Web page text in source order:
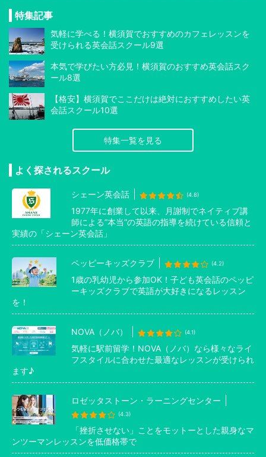
特集記事
気軽に学べる！横須賀でおすすめのカフェレッスンを
受けられる英会話スクール9選
本気で学びたい方必見！横須賀のおすすめ英会話スク
ール8選
【格安】横須賀でここだけは絶対におすすめしたい英
会話スクール10選
特集一覧を見る
よく探されるスクール
シェーン英会話 (4.8)
1977年に創業して以来、月謝制でネイティブ講
師による”本当”の英語の指導を続けている信頼と
実績の「シェーン英会話」
ペッピーキッズクラブ (4.2)
1歳の乳幼児から参加OK！子ども英会話のペッピ
ーキッズクラブで英語が大好きになるレッスン
を！
NOVA（ノバ） (4.1)
気軽に駅前留学！NOVA（ノバ）なら様々なライ
フスタイルに合わせた最適なレッスンが受けられ
ます♪
ロゼッタストーン・ラーニングセンター
(4.3)
「挫折させない」ことをモットーとした親身なマ
ンツーマンレッスンを低価格帯で